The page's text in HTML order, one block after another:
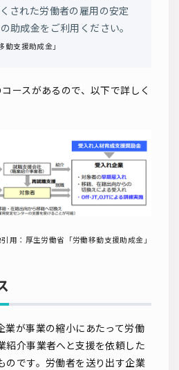
された労働者の雇用の安定
助成金をご利用ください。
動支援助成金」
ースがあるので、以下で詳しく
用： 厚生労働省「労働移動支援助成金」
業が事業の縮小にあたって労働
紹介事業者へと支援を依頼した
のです。労働者を送り出す企業